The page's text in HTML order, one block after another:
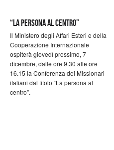
“La persona al centro”
Il Ministero degli Affari Esteri e della
Cooperazione Internazionale
ospiterà giovedì prossimo, 7
dicembre, dalle ore 9.30 alle ore
16.15 la Conferenza dei Missionari
italiani dal titolo “La persona al
centro”.